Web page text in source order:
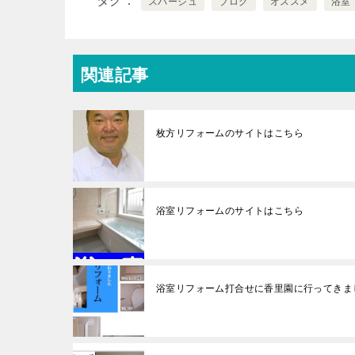
関連記事
枚方リフォームのサイトはこちら
浴室リフォームのサイトはこちら
浴室リフォーム打合せに香里園に行ってき